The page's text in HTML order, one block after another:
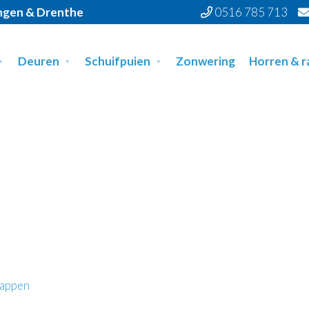
& Drenthe 0516 785 713
Deuren Schuifpuien Zonwering Horren &